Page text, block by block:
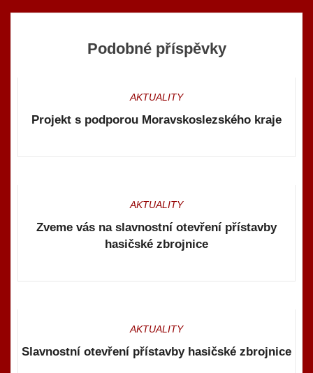
Podobné příspěvky
AKTUALITY
Projekt s podporou Moravskoslezského kraje
AKTUALITY
Zveme vás na slavnostní otevření přístavby
hasičské zbrojnice
AKTUALITY
Slavnostní otevření přístavby hasičské zbrojnice